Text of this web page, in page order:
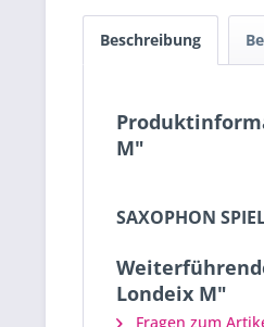
Beschreibung
M"
SAXOPHON
Londeix M"
Fragen zum